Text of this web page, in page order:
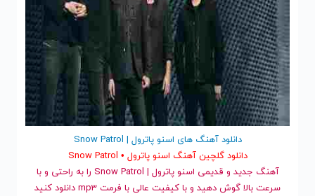
دانلود آهنگ های اسنو پاترول | Snow Patrol
دانلود گلچین آهنگ اسنو پاترول • Snow Patrol
آهنگ جدید
و قدیمی اسنو پاترول | Snow Patrol را به راحتی و با
سرعت بالا گوش دهید و با کیفیت عالی با فرمت mp3 دانلود کنید